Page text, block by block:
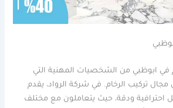
في ابوظبي من الشخصيات المهنية التي
تركيب الرخام. في شركة الرواد، يقدم
احترافية ودقة، حيث يتعاملون مع مختلف